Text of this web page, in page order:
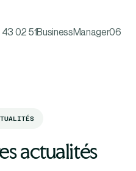
02 51BusinessManager06
actualités